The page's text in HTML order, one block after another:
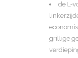
de L-
grillige